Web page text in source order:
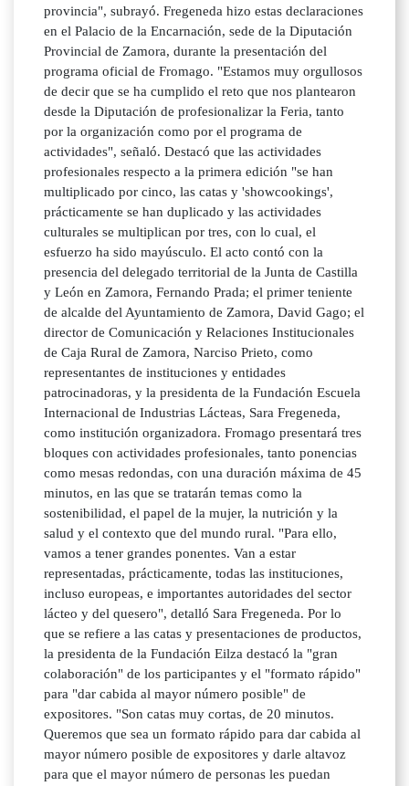
provincia", subrayó. Fregeneda hizo estas declaraciones
en el Palacio de la Encarnación, sede de la Diputación
Provincial de Zamora, durante la presentación del
programa oficial de Fromago. "Estamos muy orgullosos
de decir que se ha cumplido el reto que nos plantearon
desde la Diputación de profesionalizar la Feria, tanto
por la organización como por el programa de
actividades", señaló. Destacó que las actividades
profesionales respecto a la primera edición "se han
multiplicado por cinco, las catas y 'showcookings',
prácticamente se han duplicado y las actividades
culturales se multiplican por tres, con lo cual, el
esfuerzo ha sido mayúsculo. El acto contó con la
presencia del delegado territorial de la Junta de Castilla
y León en Zamora, Fernando Prada; el primer teniente
de alcalde del Ayuntamiento de Zamora, David Gago; el
director de Comunicación y Relaciones Institucionales
de Caja Rural de Zamora, Narciso Prieto, como
representantes de instituciones y entidades
patrocinadoras, y la presidenta de la Fundación Escuela
Internacional de Industrias Lácteas, Sara Fregeneda,
como institución organizadora. Fromago presentará tres
bloques con actividades profesionales, tanto ponencias
como mesas redondas, con una duración máxima de 45
minutos, en las que se tratarán temas como la
sostenibilidad, el papel de la mujer, la nutrición y la
salud y el contexto que del mundo rural. "Para ello,
vamos a tener grandes ponentes. Van a estar
representadas, prácticamente, todas las instituciones,
incluso europeas, e importantes autoridades del sector
lácteo y del quesero", detalló Sara Fregeneda. Por lo
que se refiere a las catas y presentaciones de productos,
la presidenta de la Fundación Eilza destacó la "gran
colaboración" de los participantes y el "formato rápido"
para "dar cabida al mayor número posible" de
expositores. "Son catas muy cortas, de 20 minutos.
Queremos que sea un formato rápido para dar cabida al
mayor número posible de expositores y darle altavoz
para que el mayor número de personas les puedan